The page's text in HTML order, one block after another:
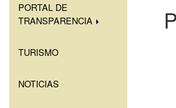
PORTAL DE
TRANSPARENCIA
TURISMO
NOTICIAS